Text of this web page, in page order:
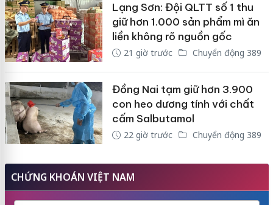
Lạng Sơn: Đội QLTT số 1 thu
giữ hơn 1.000 sản phẩm mì ăn
liền không rõ nguồn gốc
21 giờ trước Chuyển động 389
Đồng Nai tạm giữ hơn 3.900
con heo dương tính với chất
cấm Salbutamol
22 giờ trước Chuyển động 389
CHỨNG KHOÁN VIỆT NAM